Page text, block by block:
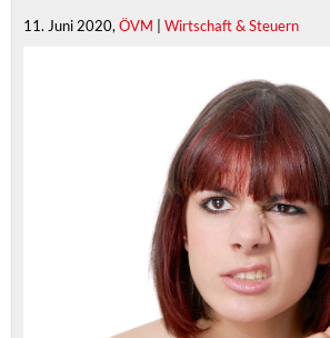
11. Juni 2020, ÖVM | Wirtschaft & Steuern